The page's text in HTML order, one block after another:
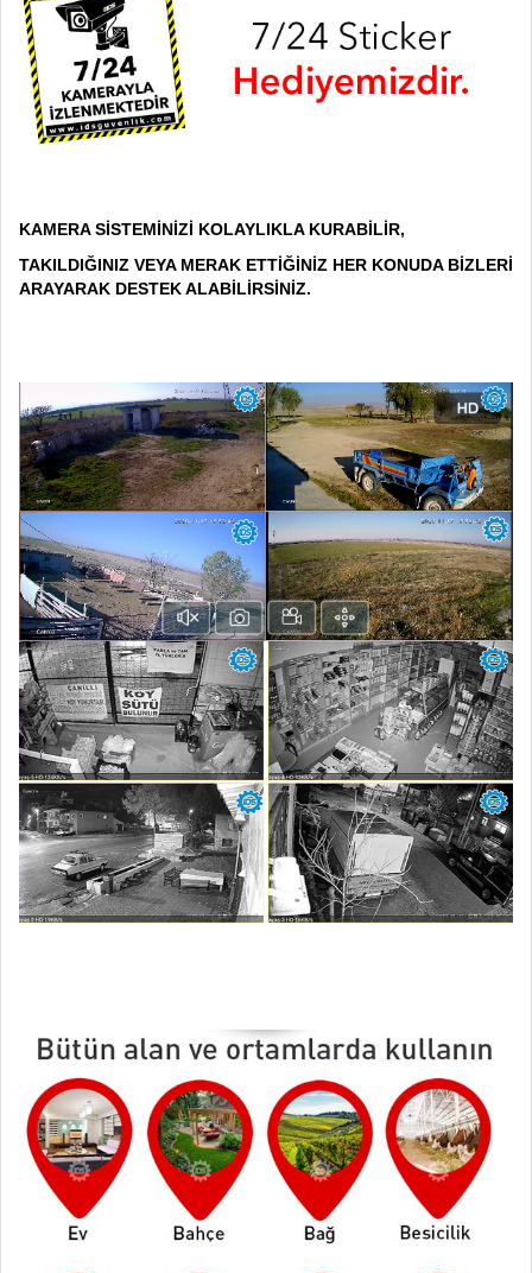
KAMERA SİSTEMİNİZİ KOLAYLIKLA KURABİLİR,
TAKILDIĞINIZ VEYA MERAK ETTİĞİNİZ HER KONUDA BİZLERİ
ARAYARAK DESTEK ALABİLİRSİNİZ.